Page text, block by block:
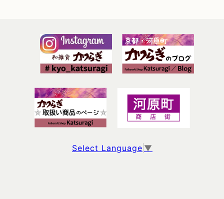
Select Language ▼